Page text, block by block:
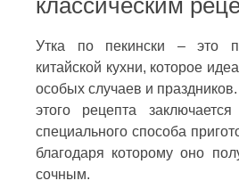
классическим
Утка по пекински – это
китайской кухни, которое
особых случаев и
этого рецепта
специального способа
благодаря которому оно
сочным.